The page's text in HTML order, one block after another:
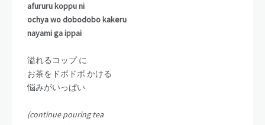
afururu koppu ni
ochya wo dobodobo kakeru
nayami ga ippai
溢れるコップ に
お茶をドボドボ かける
悩みがいっぱい
(continue pouring tea